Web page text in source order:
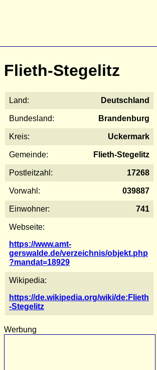
Flieth-Stegelitz
Land: Deutschland
Bundesland: Brandenburg
Kreis: Uckermark
Gemeinde: Flieth-Stegelitz
Postleitzahl: 17268
Vorwahl: 039887
Einwohner: 741
Webseite:
https://www.amt-
gerswalde.de/verzeichnis/objekt.php
?mandat=18929
Wikipedia:
https://de.wikipedia.org/wiki/de:Flieth
-Stegelitz
Werbung